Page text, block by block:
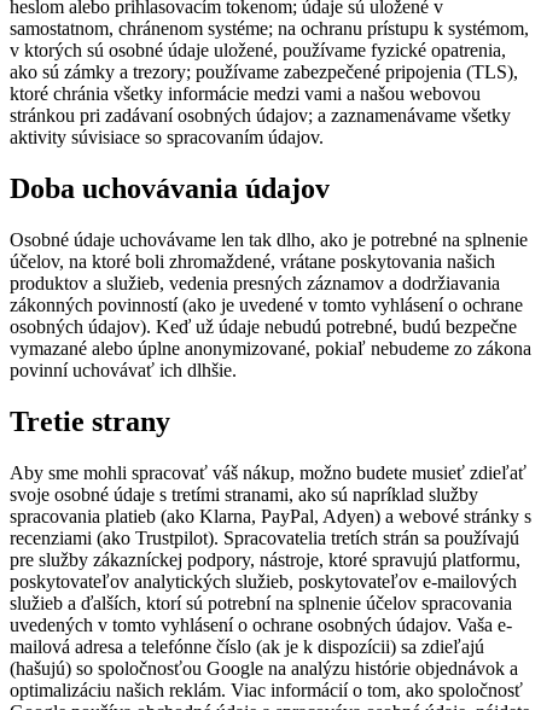
heslom alebo prihlasovacím tokenom; údaje sú uložené v
samostatnom, chránenom systéme; na ochranu prístupu k systémom,
v ktorých sú osobné údaje uložené, používame fyzické opatrenia,
ako sú zámky a trezory; používame zabezpečené pripojenia (TLS),
ktoré chránia všetky informácie medzi vami a našou webovou
stránkou pri zadávaní osobných údajov; a zaznamenávame všetky
aktivity súvisiace so spracovaním údajov.
Doba uchovávania údajov
Osobné údaje uchovávame len tak dlho, ako je potrebné na splnenie
účelov, na ktoré boli zhromaždené, vrátane poskytovania našich
produktov a služieb, vedenia presných záznamov a dodržiavania
zákonných povinností (ako je uvedené v tomto vyhlásení o ochrane
osobných údajov). Keď už údaje nebudú potrebné, budú bezpečne
vymazané alebo úplne anonymizované, pokiaľ nebudeme zo zákona
povinní uchovávať ich dlhšie.
Tretie strany
Aby sme mohli spracovať váš nákup, možno budete musieť zdieľať
svoje osobné údaje s tretími stranami, ako sú napríklad služby
spracovania platieb (ako Klarna, PayPal, Adyen) a webové stránky s
recenziami (ako Trustpilot). Spracovatelia tretích strán sa používajú
pre služby zákazníckej podpory, nástroje, ktoré spravujú platformu,
poskytovateľov analytických služieb, poskytovateľov e-mailových
služieb a ďalších, ktorí sú potrební na splnenie účelov spracovania
uvedených v tomto vyhlásení o ochrane osobných údajov. Vaša e-
mailová adresa a telefónne číslo (ak je k dispozícii) sa zdieľajú
(hašujú) so spoločnosťou Google na analýzu histórie objednávok a
optimalizáciu našich reklám. Viac informácií o tom, ako spoločnosť